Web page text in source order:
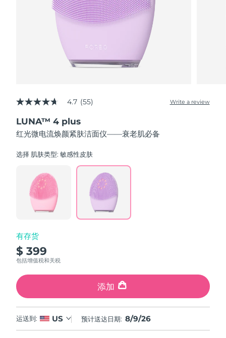
4.7
of
5
stars,
rating
Reviews.
Same
page
link.
4.7 (55) Write a review
LUNA™ 4 plus
红光微电流焕颜紧肤洁面仪——衰老肌必备
选择 肌肤类型:敏感性皮肤
有存货
$ 399
包括增值税和关税
添加
运送到: US 预计送达日期: 8/9/26
FOREO APP 预计送达日期
预计送达日期
卢森堡 预计送达日期8/8/26
中国澳门特别行政区
马来西亚
马耳他
墨西哥
荷兰
新西兰
挪威 8/8/26
阿曼 预计送达日期